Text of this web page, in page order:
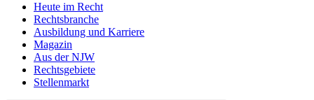
Heute im Recht
Rechtsbranche
Ausbildung und Karriere
Magazin
Aus der NJW
Rechtsgebiete
Stellenmarkt